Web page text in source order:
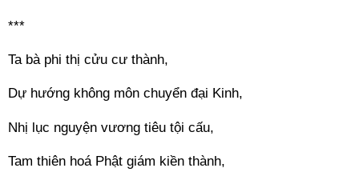
***
Ta bà phi thị cửu cư thành,
Dự hướng không môn chuyển đại Kinh,
Nhị lục nguyện vương tiêu tội cấu,
Tam thiên hoá Phật giám kiền thành,